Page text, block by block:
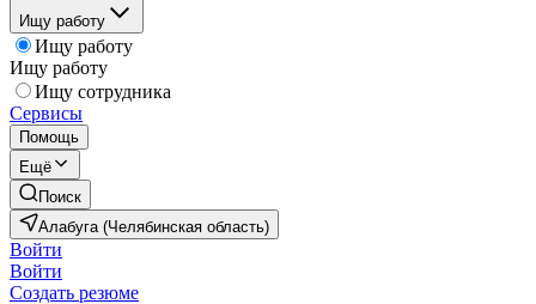
Ищу работу
Ищу работу
Ищу работу
Ищу сотрудника
Сервисы
Помощь
Ещё
Поиск
Алабуга (Челябинская область)
Войти
Войти
Создать резюме